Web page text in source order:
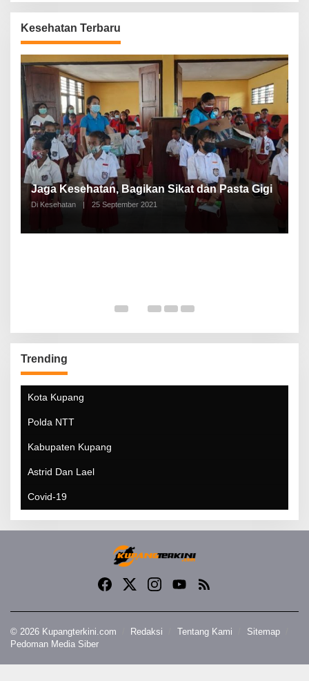
Kesehatan Terbaru
Jaga Kesehatan, Bagikan Sikat dan Pasta Gigi
Di Kesehatan | 25 September 2021
Trending
Kota Kupang
Polda NTT
Kabupaten Kupang
Astrid Dan Lael
Covid-19
© 2026 Kupangterkini.com Redaksi Tentang Kami
Sitemap
Pedoman Media Siber